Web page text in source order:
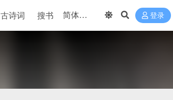
古诗词 搜书 登录